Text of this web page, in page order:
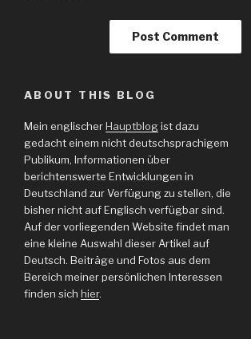
ABOUT THIS BLOG
Mein englischerHauptblogist dazu
gedacht einem nicht deutschsprachigem
Publikum, Informationen über
berichtenswerte Entwicklungen in
Deutschland zur Verfügung zu stellen, die
bisher nicht auf Englisch verfügbar sind.
Auf der vorliegenden Website findet man
eine kleine Auswahl dieser Artikel auf
Deutsch. Beiträge und Fotos aus dem
Bereich meiner persönlichen Interessen
finden sich hier.